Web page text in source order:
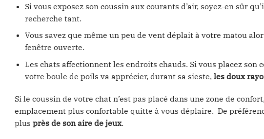
Si vous exposez son coussin aux courants d’air, soyez-en sûr
recherche tant.
Vous savez que même un peu de vent déplait à votre matou
fenêtre ouverte.
Les chats affectionnent les endroits chauds. Si vous placez son
votre boule de poils va apprécier, durant sa sieste, les doux
Si le coussin de votre chat n’est pas placé dans une zone de
emplacement plus confortable quitte à vous déplaire. De
plus près de son aire de jeux.